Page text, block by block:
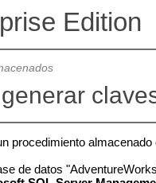
Edition
de datos